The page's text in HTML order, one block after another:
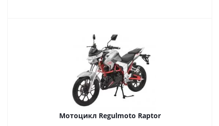
Мотоцикл Regulmoto Raptor